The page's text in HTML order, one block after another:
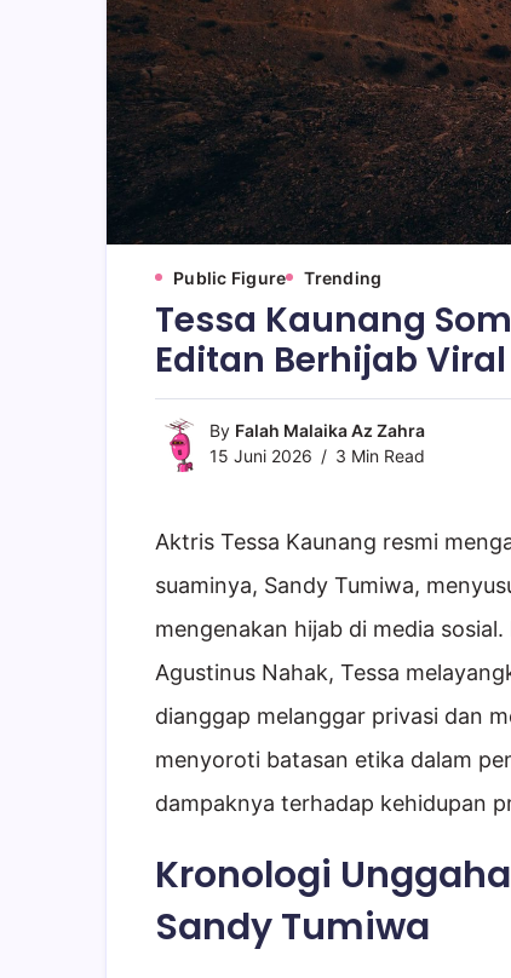
Public Figure Trending
Tessa Kaunang
Editan Berhijab Viral
By Falah Malaika Az Zahra
15 Juni 2026
3 Min Read
Aktris Tessa Kaunang resmi
suaminya, Sandy Tumiwa,
mengenakan hijab di media
Agustinus Nahak, Tessa
dianggap melanggar privasi dan
menyoroti batasan etika dalam
dampaknya terhadap kehidupan
Kronologi
Sandy Tumiwa